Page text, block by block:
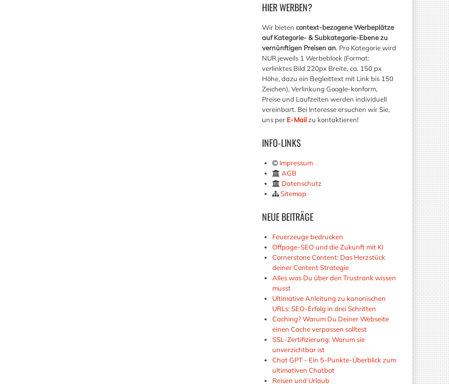
HIERWERBEN?
Wir bieten context-bezogene Werbeplätze
auf Kategorie- & Subkategorie-Ebene zu
vernünftigen Preisen an. Pro Kategorie wird
NUR jeweils 1 Werbeblock (Format:
verlinktes Bild 220px Breite, ca. 150 px
Höhe, dazu ein Begleittext mit Link bis 150
Zeichen), Verlinkung Google-konform,
Preise und Laufzeiten werden individuell
vereinbart. Bei Interesse ersuchen wir Sie,
uns per E-Mailzu kontaktieren!
INFO-LINKS
Impressum
AGB
Datenschutz
Sitemap
NEUEBEITRÄGE
Feuerzeuge bedrucken
Offpage-SEO und die Zukunft mit KI
Cornerstone Content: Das Herzstück
deiner Content Strategie
Alles was Du über den Trustrank wissen
musst
Ultimative Anleitung zu kanonischen
URLs: SEO-Erfolg in drei Schritten
Caching? Warum Du Deiner Webseite
einen Cache verpassen solltest
SSL-Zertifizierung: Warum sie
unverzichtbar ist
Chat GPT - Ein 5-Punkte-Überblick zum
ultimativen Chatbot
Reisen und Urlaub